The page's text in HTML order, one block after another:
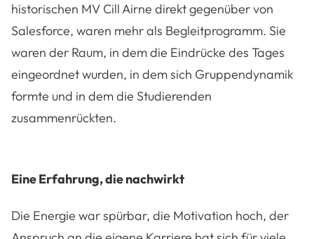
historischen MV Cill Airne direkt gegenüber von
Salesforce, waren mehr als Begleitprogramm. Sie
waren der Raum, in dem die Eindrücke des Tages
eingeordnet wurden, in dem sich Gruppendynamik
formte und in dem die Studierenden
zusammenrückten.
Eine Erfahrung, die nachwirkt
Die Energie war spürbar, die Motivation hoch, der